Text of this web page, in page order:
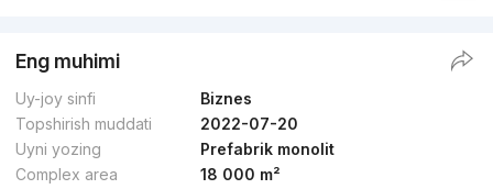
Eng muhimi
Uy-joy sinfi
Biznes
Topshirish muddati
2022-07-20
Uyni yozing
Prefabrik monolit
Complex area
18 000 m²